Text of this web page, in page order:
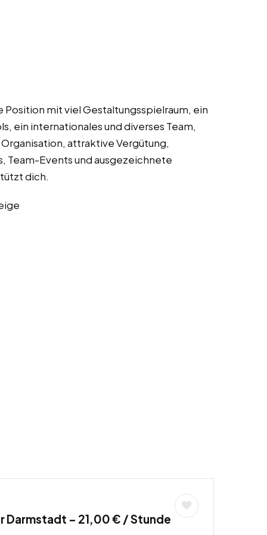
mit viel Gestaltungsspielraum, ein
ein internationales und diverses Team,
attraktive Vergütung,
Team-Events und ausgezeichnete
dich.
– 21,00 € / Stunde